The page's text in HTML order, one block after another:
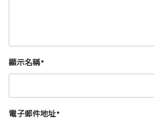
顯示名稱*
電子郵件地址*